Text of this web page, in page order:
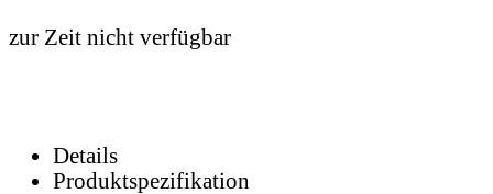
zur Zeit nicht verfügbar
Details
Produktspezifikation